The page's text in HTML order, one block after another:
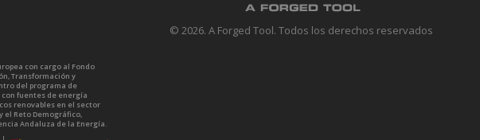
© 2026. A Forged Tool. Todos los derechos reservados
con cargo al Fondo
Transformación y
del programa de
fuentes de energía
renovables en el sector
el Reto Demográfico,
Andaluza de la Energía.